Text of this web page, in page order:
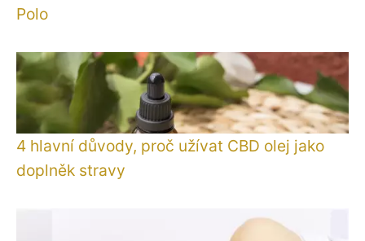
Polo
4 hlavní důvody, proč užívat CBD olej jako
doplněk stravy